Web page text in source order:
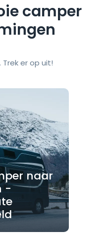
camper
er op uit!
naar
-